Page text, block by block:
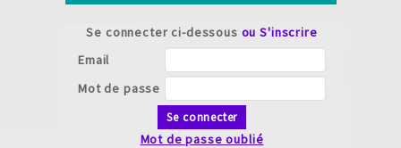
Se connecter ci-dessous ou S'inscrire
Email
Mot de passe
Se connecter
Mot de passe oublié